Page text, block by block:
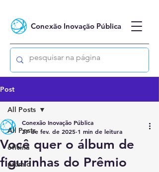
Conexão Inovação Pública
Post
All Posts
oficina
prêmio
All Posts
Você quer o álbum de
figurinhas do Prêmio
Conexão Inovação Pública
27 de fev. de 2025 1 min de leitura